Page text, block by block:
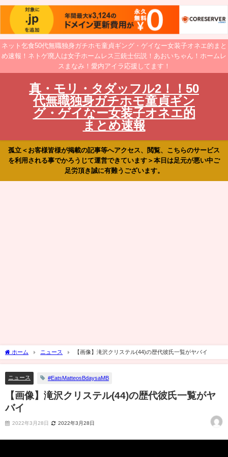
ネット乞食50代無職独身ガチホモ童貞ギング・ゲイなー女装子オネエ的まと
め速報！ネトゲ廃人は女子ホームレス三銃士伝説！あおいちゃん！ホームレ
スまなみ！愛内アイラ応援してます！
真・モリ・タダッフル2！！50
代無職独身ガチホモ童貞ギン
グ・ゲイなー女装子オネエ的
まとめ速報
孤立＜お客様皆様が掲載の記事等へアクセス、閲覧、こちらのサービス
を利用される事でかろうじて運営できています＞本日は足元が悪い中ご
足労頂き誠に有難うございます。
ホーム ニュース 【画像】滝沢クリステル(44)の歴代彼氏一覧がヤバイ
ニュース #EatsMatteosBdaysaMB
【画像】滝沢クリステル(44)の歴代彼氏一覧がヤ
バイ
2022年3月28日 2022年3月28日